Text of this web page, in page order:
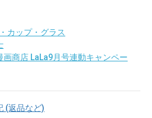
カップ・グラス
画商店 LaLa9月号連動キャンペー
(返品など)